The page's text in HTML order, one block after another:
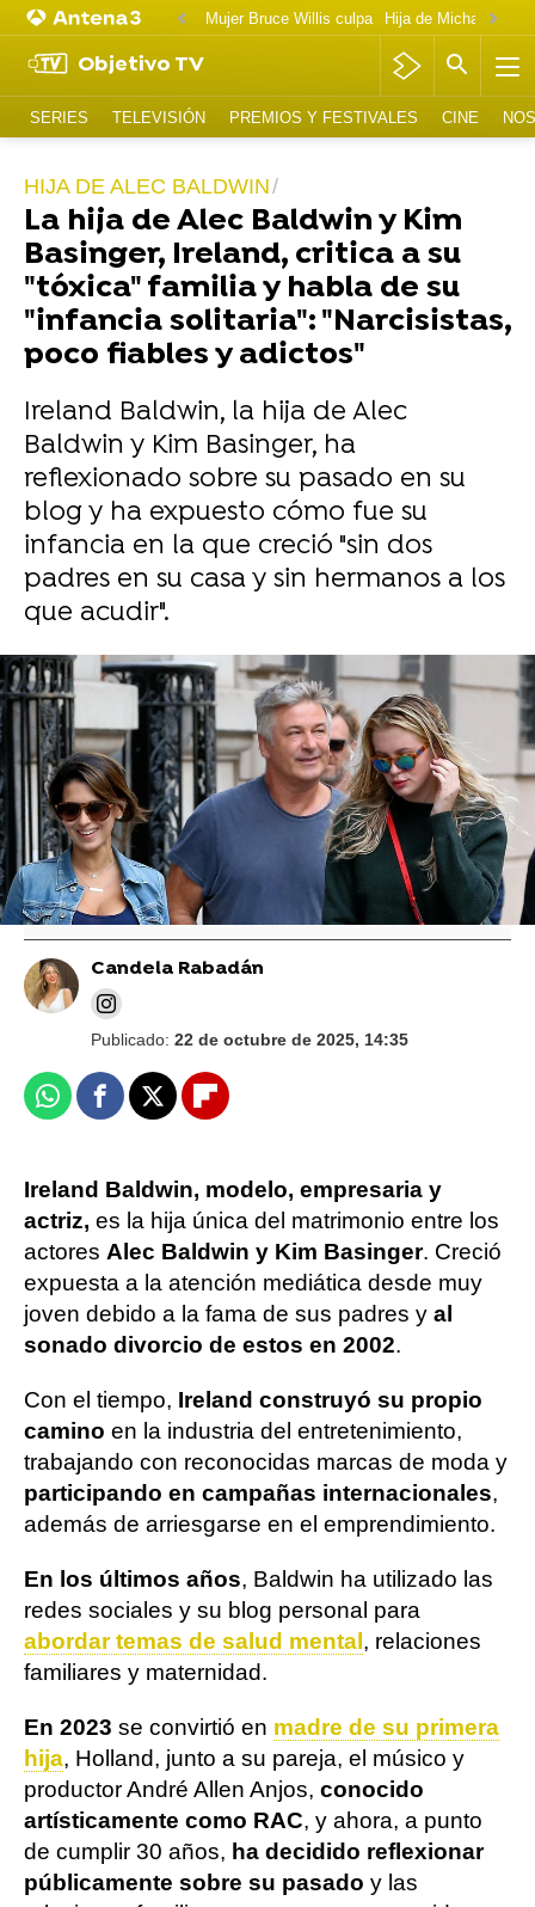
Mujer Bruce Willis culpa
Objetivo TV
SERIES TELEVISIÓN PREMIOS Y FESTIVALES CINE
HIJA DE ALEC BALDWIN
La hija de Alec Baldwin y Kim
Basinger, Ireland, critica a su
"tóxica" familia y habla de su
"infancia solitaria": "Narcisistas,
poco fiables y adictos"
Ireland Baldwin, la hija de Alec
Baldwin y Kim Basinger, ha
reflexionado sobre su pasado en su
blog y ha expuesto cómo fue su
infancia en la que creció "sin dos
padres en su casa y sin hermanos a los
que acudir".
Hilaria Baldwin recuerda el colapso de
Alec Baldwin tras el tiroteo de Rust:
"Estaba segura de que estaba muerto"
Candela Rabadán
Publicado: 22 de octubre de 2025, 14:35
WhatsappFacebook
X Flipboard
Ireland Baldwin, modelo, empresaria y
actriz, es la hija única del matrimonio entre los
actores Alec Baldwin y Kim Basinger. Creció
expuesta a la atención mediática desde muy
joven debido a la fama de sus padres y al
sonado divorcio de estos en 2002.
Con el tiempo, Ireland construyó su propio
camino en la industria del entretenimiento,
trabajando con reconocidas marcas de moda y
participando en campañas internacionales,
además de arriesgarse en el emprendimiento.
En los últimos años, Baldwin ha utilizado las
redes sociales y su blog personal para
abordar temas de salud mental , relaciones
familiares y maternidad.
En 2023 se convirtió en madre de su primera
hija, Holland, junto a su pareja, el músico y
productor André Allen Anjos, conocido
artísticamente como RAC, y ahora, a punto
de cumplir 30 años, ha decidido reflexionar
públicamente sobre su pasado y las